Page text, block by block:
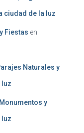
ciudad de la luz
Fiestas en
Naturales y
luz
y
luz